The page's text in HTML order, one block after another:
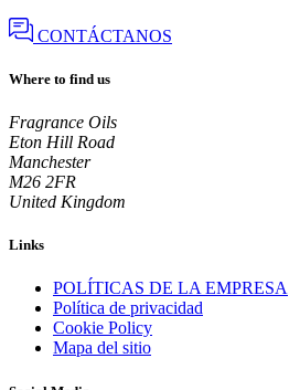
CONTÁCTANOS
Where to find us
Fragrance Oils
Eton Hill Road
Manchester
M26 2FR
United Kingdom
Links
POLÍTICAS DE LA EMPRESA
Política de privacidad
Cookie Policy
Mapa del sitio